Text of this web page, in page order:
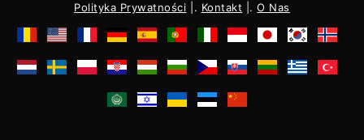
Polityka Prywatności |. Kontakt |.O Nas